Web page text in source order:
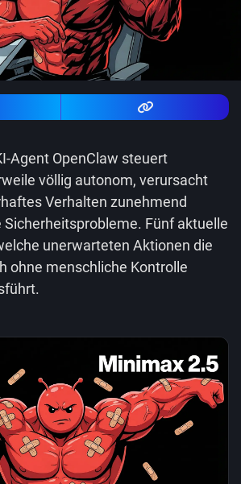
Agent OpenClaw steuert
völlig autonom, verursacht
Verhalten zunehmend
Fünf aktuelle
unerwarteten Aktionen die
ohne menschliche Kontrolle